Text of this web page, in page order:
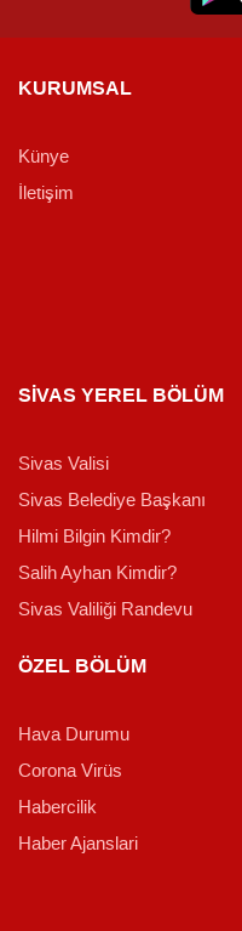
KURUMSAL
Künye
İletişim
SİVAS YEREL BÖLÜM
Sivas Valisi
Sivas Belediye Başkanı
Hilmi Bilgin Kimdir?
Salih Ayhan Kimdir?
Sivas Valiliği Randevu
ÖZEL BÖLÜM
Hava Durumu
Corona Virüs
Habercilik
Haber Ajanslari